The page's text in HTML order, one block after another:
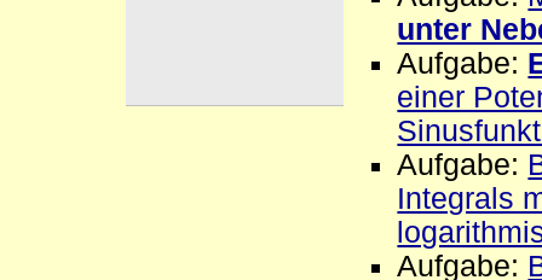
unter
Aufgabe:
einer
Aufgabe:
Integrals
Aufgabe: